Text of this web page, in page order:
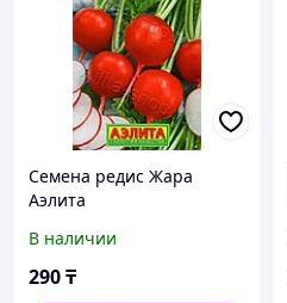
Семена редис Жара
Аэлита
В наличии
290₸